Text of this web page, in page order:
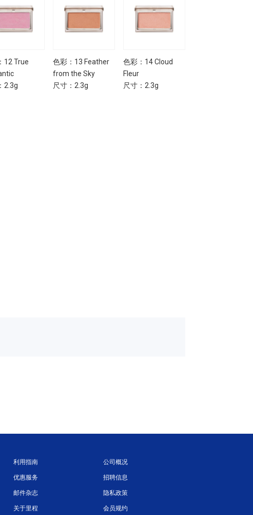
12 True
2.3g
色彩：13 Feather
from the Sky
尺寸：2.3g
色彩：14 Cloud
Fleur
尺寸：2.3g
利用指南
优惠服务
邮件杂志
关于里程
公司概况
招聘信息
隐私政策
会员规约